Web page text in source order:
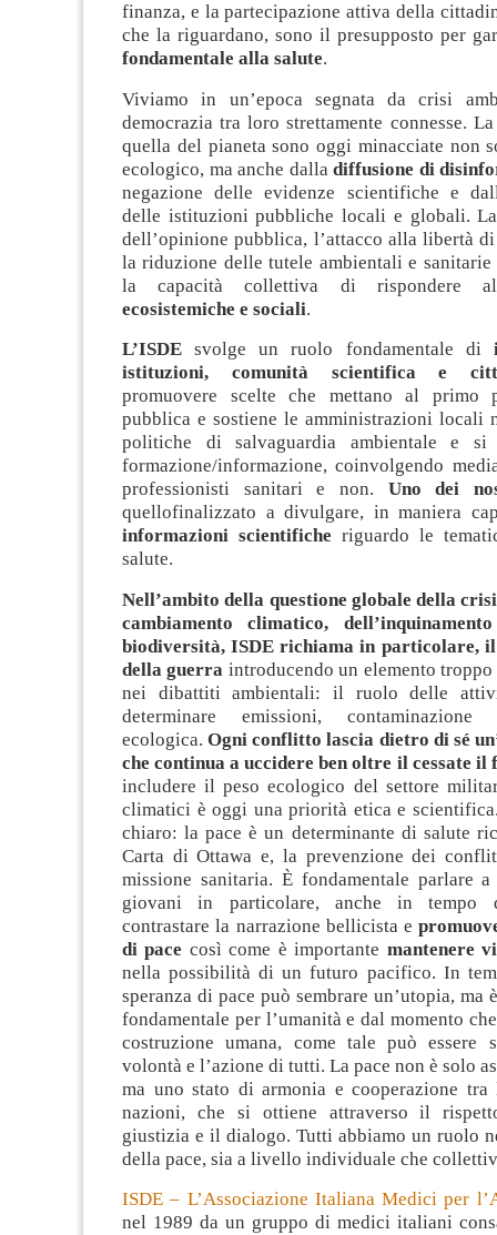
finanza, e la partecipazione attiva della
che la riguardano, sono il presupposto per
fondamentale alla salute.
Viviamo in un’epoca segnata da crisi
democrazia tra loro strettamente connesse.
quella del pianeta sono oggi minacciate non
ecologico, ma anche dalladiffusione di
negazione delle evidenze scientifiche e
delle istituzioni pubbliche locali e globali.
dell’opinione pubblica, l’attacco alla libertà
la riduzione delle tutele ambientali e sanitarie
la capacità collettiva di rispondere
ecosistemiche e sociali.
L’ISDEsvolge un ruolo fondamentale di
istituzioni, comunità scientifica e
promuovere scelte che mettano al primo
pubblica e sostiene le amministrazioni locali
politiche di salvaguardia ambientale e si
formazione/informazione, coinvolgendo
professionisti sanitari e non. Uno dei
quellofinalizzato a divulgare, in maniera
informazioni scientifiche riguardo le
salute.
Nell’ambito della questione globale della
cambiamento climatico,
biodiversità, ISDE richiama in particolare, il
della guerra introducendo un elemento troppo
nei dibattiti ambientali: il ruolo delle
determinare emissioni,
ecologica.Ogni conflitto lascia dietro di sé
che continua a uccidere ben oltre il cessate il
includere il peso ecologico del settore
climatici è oggi una priorità etica e
chiaro: la pace è un determinante di salute
Carta di Ottawa e, la prevenzione dei
missione sanitaria. È fondamentale parlare
giovani in particolare, anche in tempo
contrastare la narrazione bellicista e
di pace così come è importante mantenere
nella possibilità di un futuro pacifico. In
speranza di pace può sembrare un’utopia, ma
fondamentale per l’umanità e dal momento
costruzione umana, come tale può essere
volontà e l’azione di tutti. La pace non è solo
ma uno stato di armonia e cooperazione tra
nazioni, che si ottiene attraverso il
giustizia e il dialogo. Tutti abbiamo un ruolo
della pace, sia a livello individuale che
ISDE – L’Associazione Italiana Medici per
nel 1989 da un gruppo di medici italiani